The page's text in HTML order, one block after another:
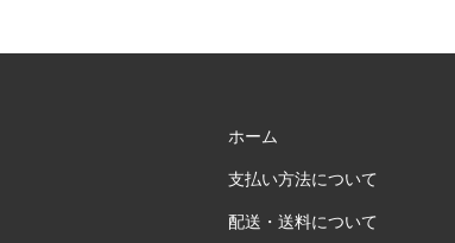
ホーム
支払い方法について
配送・送料について